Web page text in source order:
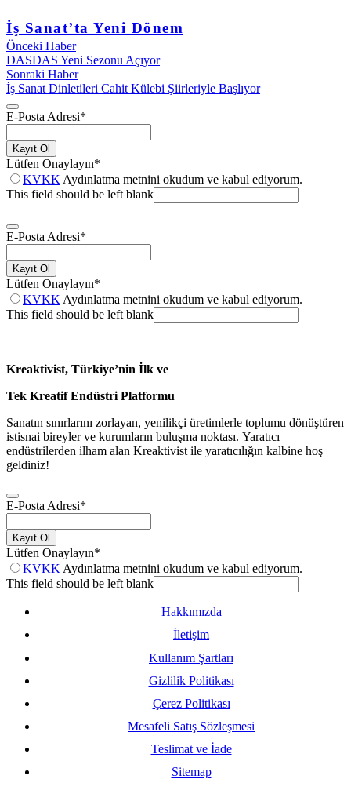
İş Sanat’ta Yeni Dönem
Önceki Haber
DASDAS Yeni Sezonu Açıyor
Sonraki Haber
İş Sanat Dinletileri Cahit Külebi Şiirleriyle Başlıyor
E-Posta Adresi*
Kayıt Ol
Lütfen Onaylayın*
KVKK Aydınlatma metnini okudum ve kabul ediyorum.
This field should be left blank
E-Posta Adresi*
Kayıt Ol
Lütfen Onaylayın*
KVKK Aydınlatma metnini okudum ve kabul ediyorum.
This field should be left blank
Kreaktivist, Türkiye’nin İlk ve
Tek Kreatif Endüstri Platformu
Sanatın sınırlarını zorlayan, yenilikçi üretimlerle toplumu dönüştüren
istisnai bireyler ve kurumların buluşma noktası. Yaratıcı
endüstrilerden ilham alan Kreaktivist ile yaratıcılığın kalbine hoş
geldiniz!
E-Posta Adresi*
Kayıt Ol
Lütfen Onaylayın*
KVKK Aydınlatma metnini okudum ve kabul ediyorum.
This field should be left blank
Hakkımızda
İletişim
Kullanım Şartları
Gizlilik Politikası
Çerez Politikası
Mesafeli Satış Sözleşmesi
Teslimat ve İade
Sitemap